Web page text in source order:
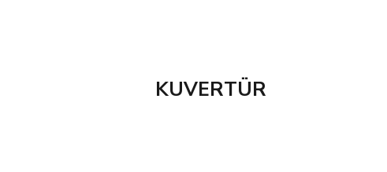
KUVERTÜR